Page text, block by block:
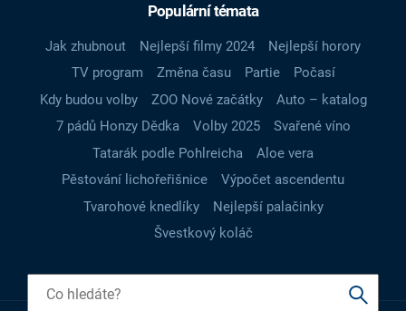
Populární témata
Jak zhubnout Nejlepší filmy 2024
Nejlepší horory
TV program
Změna času Partie
Počasí
Kdy budou volby
ZOO Nové začátky
Auto – katalog
7 pádů Honzy Dědka
Volby 2025
Svařené víno
Tatarák podle Pohlreicha
Aloe vera
Pěstování lichořeřišnice
Výpočet ascendentu
Tvarohové knedlíky
Nejlepší palačinky
Švestkový koláč